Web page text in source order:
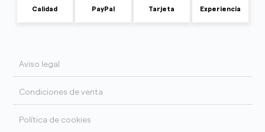
Calidad PayPal Tarjeta Experiencia
Aviso legal
Condiciones de venta
Política de cookies